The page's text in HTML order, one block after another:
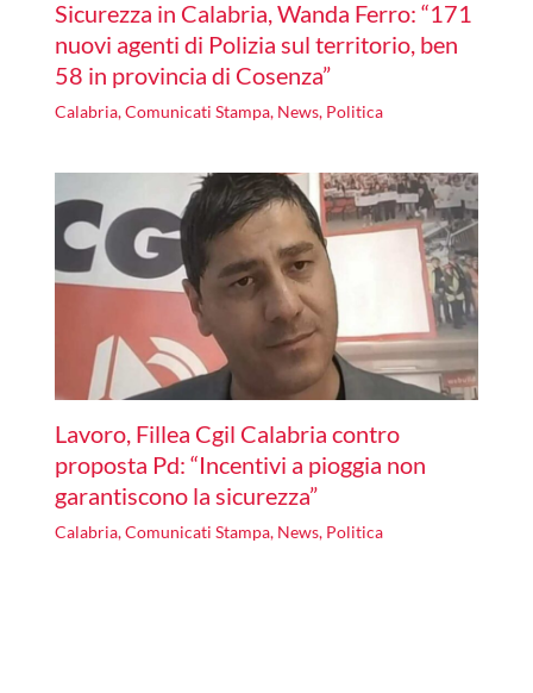
Sicurezza in Calabria, Wanda Ferro: “171
nuovi agenti di Polizia sul territorio, ben
58 in provincia di Cosenza”
Calabria,Comunicati Stampa, News, Politica
Lavoro, Fillea Cgil Calabria contro
proposta Pd: “Incentivi a pioggia non
garantiscono la sicurezza”
Calabria,Comunicati Stampa, News, Politica